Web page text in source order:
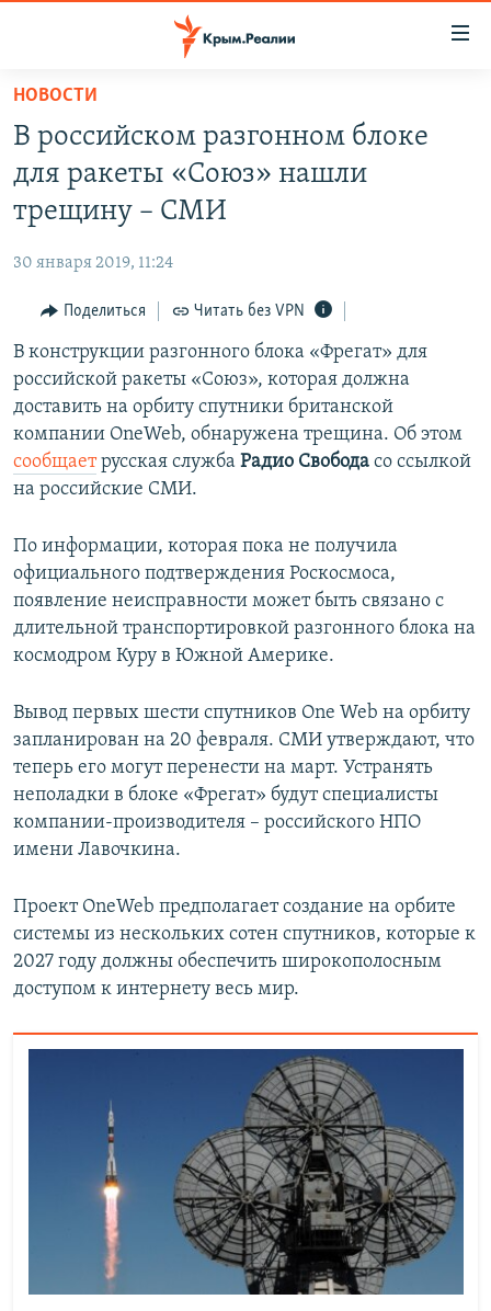
Вернуться
основному
содержанию
Вернутся
главной
навигации
Вернутся
поиску
СПЕЦПРОЕКТЫ
11 ЛЕТ ОККУПАЦИИ КРЫМА. 11 ИСТОРИЙ СОПРОТИВЛЕНИЯ
ВОДА
ЕЩЕ
ИНТЕРАКТИВ
ИНФОГРАФИКА
ТЕЛЕПРОЕКТ КРЫМ.РЕАЛИИ
СОВЕТЫ ПРАВОЗАЩИТНИКОВ
ПРОПАВШИЕ БЕЗ ВЕСТИ
КРЫМ.НЕПОКОРЕННЫЙ
УКРАИНСКАЯ ПРОБЛЕМА КРЫМА
РАДІО СВОБОДА
КАК ОБОЙТИ БЛОКИРОВКУ
Українською
Qırımtatar
Все сайты RFE/RL
НОВОСТИ
В российском разгонном блоке
для ракеты «Союз» нашли
трещину – СМИ
30 января 2019, 11:24
Поделиться Читать без VPN
В конструкции разгонного блока «Фрегат» для
российской ракеты «Союз», которая должна
доставить на орбиту спутники британской
компании OneWeb, обнаружена трещина. Об этом
сообщаетрусская служба Радио Свобода со ссылкой
на российские СМИ.
По информации, которая пока не получила
официального подтверждения Роскосмоса,
появление неисправности может быть связано с
длительной транспортировкой разгонного блока на
космодром Куру в Южной Америке.
Вывод первых шести спутников One Web на орбиту
запланирован на 20 февраля. СМИ утверждают, что
теперь его могут перенести на март. Устранять
неполадки в блоке «Фрегат» будут специалисты
компании-производителя – российского НПО
имени Лавочкина.
Проект OneWeb предполагает создание на орбите
системы из нескольких сотен спутников, которые к
2027 году должны обеспечить широкополосным
доступом к интернету весь мир.